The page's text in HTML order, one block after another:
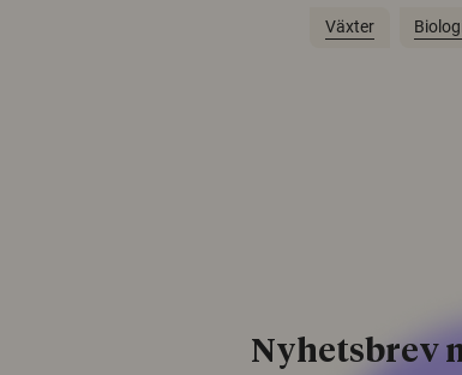
Växter
Nyhetsbrev